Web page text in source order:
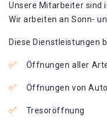
Unsere Mitarbeiter sind
Wir arbeiten an Sonn-
Diese Dienstleistungen
Öffnungen aller
Öffnungen von
Tresoröffnung